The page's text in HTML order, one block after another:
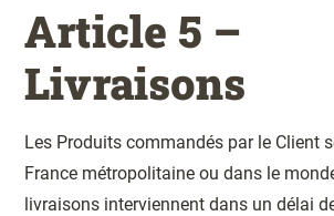
Article 5 –
Livraisons
Les Produits commandés par le Client
France métropolitaine ou dans le
livraisons interviennent dans un délai